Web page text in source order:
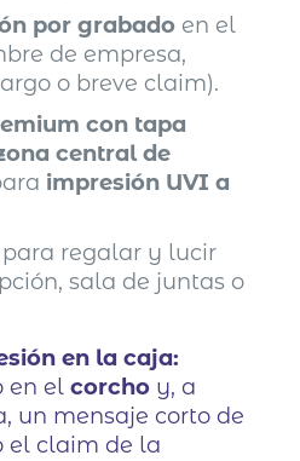
por grabado en el
de empresa,
o breve claim).
con tapa
central de
impresión UVI a
regalar y lucir
sala de juntas o
en la caja:
en elcorcho y, a
un mensaje corto de
el claim de la